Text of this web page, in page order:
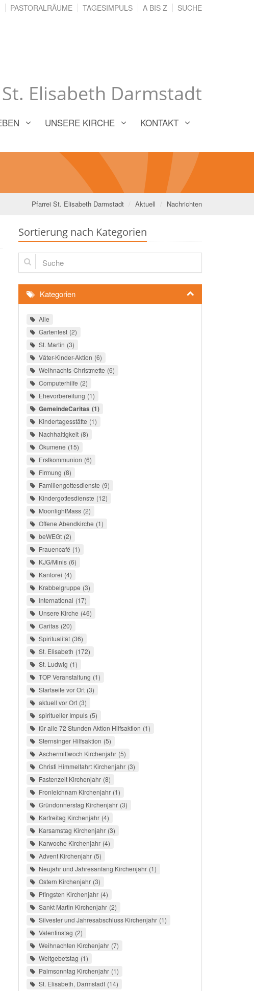
Elisabeth Darmstadt
PASTORALRÄUME TAGESIMPULS A BIS Z SUCHE
UNSERE KIRCHE KONTAKT
Pfarrei St. Elisabeth Darmstadt Aktuell Nachrichten
Sortierung nach Kategorien
Suche
Kategorien
Alle
Gartenfest 2
St. Martin 3
Väter-Kinder-Aktion 6
Weihnachts-Christmette 6
Computerhilfe 2
Ehevorbereitung 1
GemeindeCaritas 1
Kindertagesstätte 1
Nachhaltigkeit 8
Ökumene 15
Erstkommunion 6
Firmung 8
Familiengottesdienste 9
Kindergottesdienste 12
MoonlightMass 2
Offene Abendkirche 1
beWEGt 2
Frauencafé 1
KJG/Minis 6
Kantorei 4
Krabbelgruppe 3
International 17
Unsere Kirche 46
Caritas 20
Spiritualität 36
St. Elisabeth 172
St. Ludwig 1
TOP Veranstaltung 1
Startseite vor Ort 3
aktuell vor Ort 3
spiritueller Impuls 5
für alle 72 Stunden Aktion Hilfsaktion 1
Sternsinger Hilfsaktion 5
Aschermittwoch Kirchenjahr 5
Christi Himmelfahrt Kirchenjahr 3
Fastenzeit Kirchenjahr 8
Fronleichnam Kirchenjahr 1
Gründonnerstag Kirchenjahr 3
Karfreitag Kirchenjahr 4
Karsamstag Kirchenjahr 3
Karwoche Kirchenjahr 4
Advent Kirchenjahr 5
Neujahr und Jahresanfang Kirchenjahr 1
Ostern Kirchenjahr 3
Pfingsten Kirchenjahr 4
Sankt Martin Kirchenjahr 2
Silvester und Jahresabschluss Kirchenjahr 1
Valentinstag 2
Weihnachten Kirchenjahr 7
Weltgebetstag 1
Palmsonntag Kirchenjahr 1
St. Elisabeth, Darmstadt 14